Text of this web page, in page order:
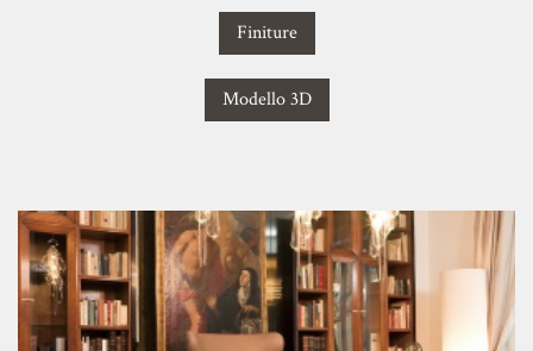
Finiture
Modello 3D